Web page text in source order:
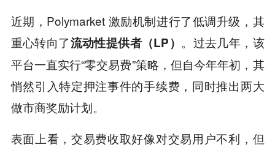
近期，Polymarket 激励机制进行了低调升级，其
重心转向了流动性提供者（LP） 。过去几年，该
平台一直实行“零交易费”策略，但自今年年初，其
悄然引入特定押注事件的手续费，同时推出两大
做市商奖励计划。
表面上看，交易费收取好像对交易用户不利，但